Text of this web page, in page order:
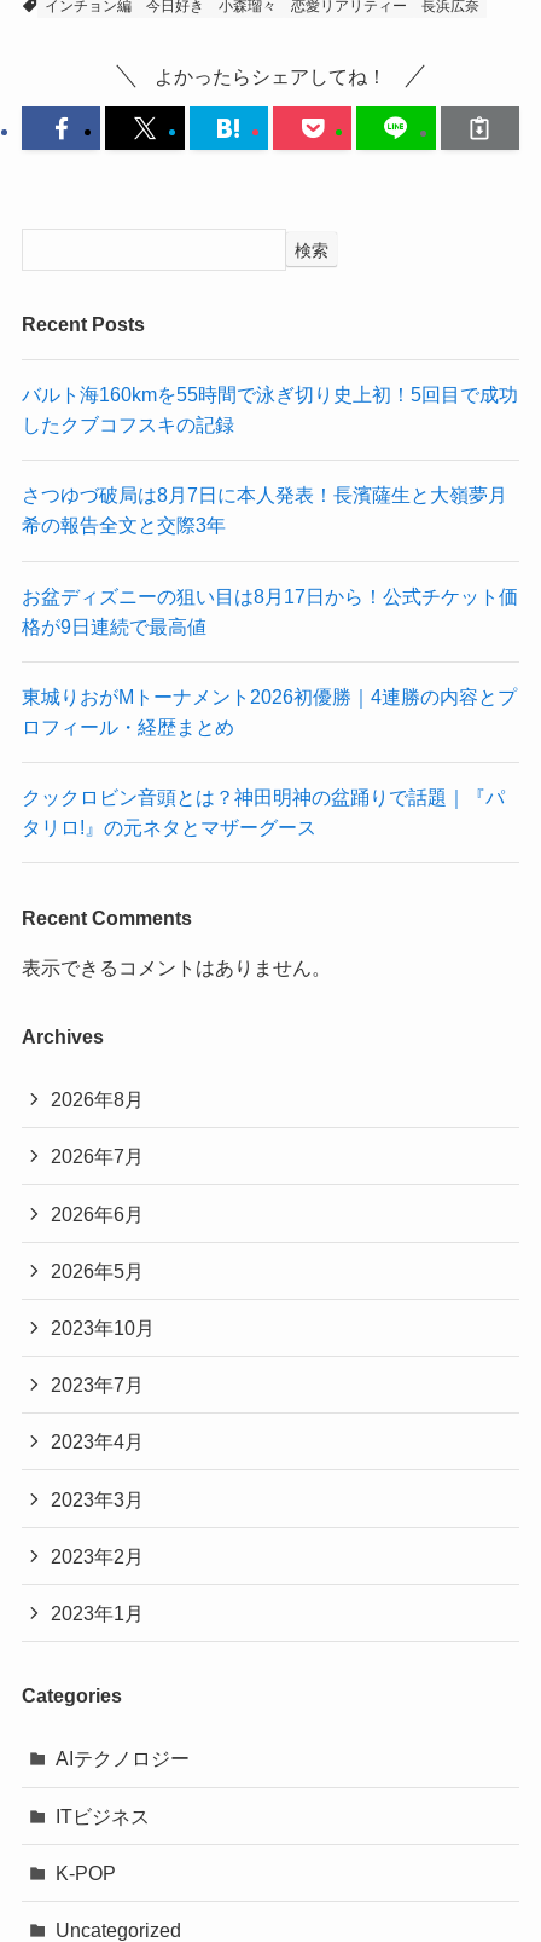
インチョン編 今日好き 小森瑠々 恋愛リアリティー 長浜広奈
よかったらシェアしてね！
検索
Recent Posts
バルト海160kmを55時間で泳ぎ切り史上初！5回目で成功
したクブコフスキの記録
さつゆづ破局は8月7日に本人発表！長濱薩生と大嶺夢月
希の報告全文と交際3年
お盆ディズニーの狙い目は8月17日から！公式チケット価
格が9日連続で最高値
東城りおがMトーナメント2026初優勝｜4連勝の内容とプ
ロフィール・経歴まとめ
クックロビン音頭とは？神田明神の盆踊りで話題｜『パ
タリロ!』の元ネタとマザーグース
Recent Comments
表示できるコメントはありません。
Archives
2026年8月
2026年7月
2026年6月
2026年5月
2023年10月
2023年7月
2023年4月
2023年3月
2023年2月
2023年1月
Categories
AIテクノロジー
ITビジネス
K-POP
Uncategorized